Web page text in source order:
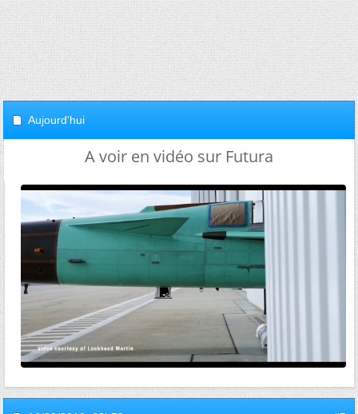
Aujourd'hui
A voir en vidéo sur Futura